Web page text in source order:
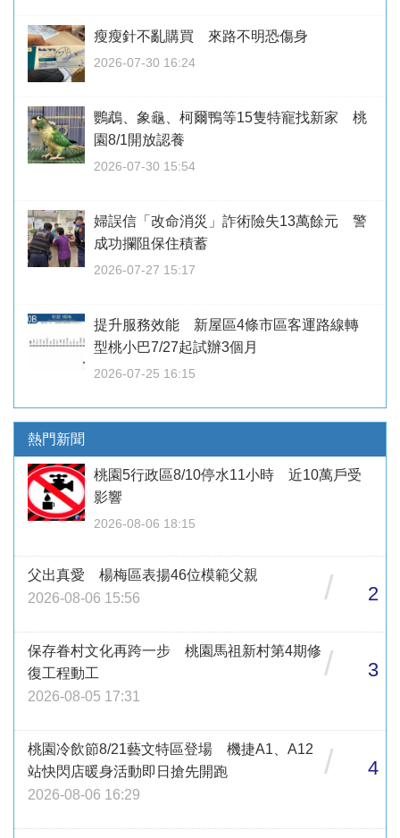
瘦瘦針不亂購買 來路不明恐傷身
2026-07-30 16:24
鸚鵡、象龜、柯爾鴨等15隻特寵找新家 桃
園8/1開放認養
2026-07-30 15:54
婦誤信「改命消災」詐術險失13萬餘元 警
成功攔阻保住積蓄
2026-07-27 15:17
提升服務效能 新屋區4條市區客運路線轉
型桃小巴7/27起試辦3個月
2026-07-25 16:15
熱門新聞
桃園5行政區8/10停水11小時 近10萬戶受
影響
2026-08-06 18:15
父出真愛 楊梅區表揚46位模範父親
2026-08-06 15:56
/ 2
保存眷村文化再跨一步 桃園馬祖新村第4期修
復工程動工
2026-08-05 17:31
/ 3
桃園冷飲節8/21藝文特區登場 機捷A1、A12
站快閃店暖身活動即日搶先開跑
2026-08-06 16:29
/ 4